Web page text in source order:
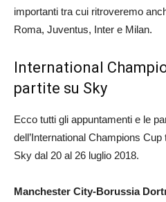
importanti tra cui ritroveremo
Roma, Juventus, Inter e Milan.
International
partite su Sky
Ecco tutti gli appuntamenti e le
dell’International Champions
Sky dal 20 al 26 luglio 2018.
Manchester City-Borussia